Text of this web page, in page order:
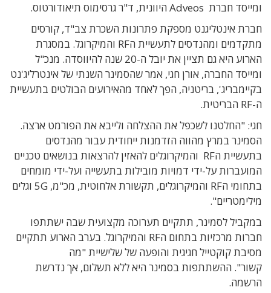
ומייסד חברת Adveos היוונית, ד"ר גרסימוס תיאודורטוס.
חברת אינטליגנט מספקת פתרונות השכרת צב"ד, קורסים
מתקדמים ומהנדסים לתעשיית הRF והמיקרוגל. במסגרת
הארוע היא גם תציין את יובל ה-20 שנה להיווסדה. מנכ"ל
ומייסד החברה, אורן חגי, אמר שהסמינר השנתי של אינטרליג'נט
בקיימבריג', בריטניה, הפך לאחד מהאירועים הבולטים בתעשיית
ה-RF הבריטית.
חגי: "החלטנו לשכפל את ההצלחה ולייבא את הפורמט ארצה.
הסמינר במרץ מהווה הזדמנות ייחודית עבור מהנדסים
בתעשיית הRF והמיקרוגלים להאזין להרצאות בנושאים טכניים
המועברות על-ידי דמויות מובילות בתעשייה ועל-ידי מומחים
בתחומי הRF והמיקרוגלים, תקשורת אלחוטית, מכ"מ, 5G וגלים
מילימטריים".
במקביל לסמינר, תתקיים תערוכה מקצועית שבה ישתתפו
חברות מרכזיות בתחום הRF והמיקרוגל. בערב הארוע תתקיים
מסיבת קוקטייל חגיגית והופעה של שלישיית "מה
קשור". ההשתתפות בסמינר היא ללא תשלום, אך נדרשת
הרשמה.